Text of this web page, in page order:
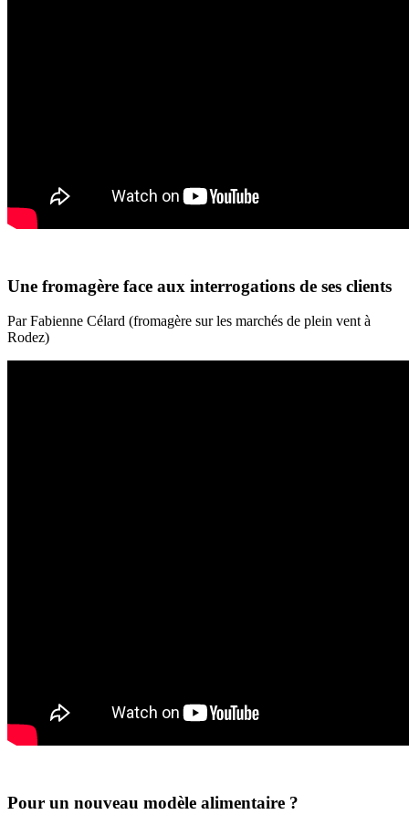
Une fromagère face aux interrogations de ses clients
Par Fabienne Célard (fromagère sur les marchés de plein vent à
Rodez)
Pour un nouveau modèle alimentaire ?